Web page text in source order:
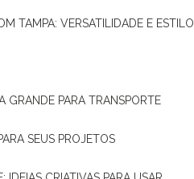
TAMPA: VERSATILIDADE E ESTILO
GRANDE PARA TRANSPORTE
SEUS PROJETOS